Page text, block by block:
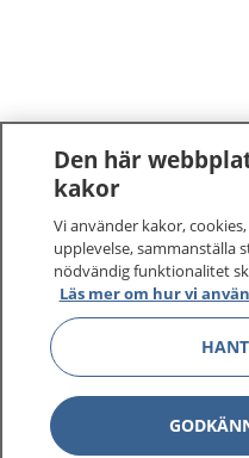
Den här
kakor
Vi använder kakor,
upplevelse, sammanställa
nödvändig funktionalitet
Läs mer om hur vi